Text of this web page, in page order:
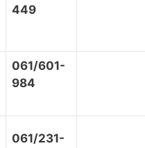
449
061/601-
984
061/231-